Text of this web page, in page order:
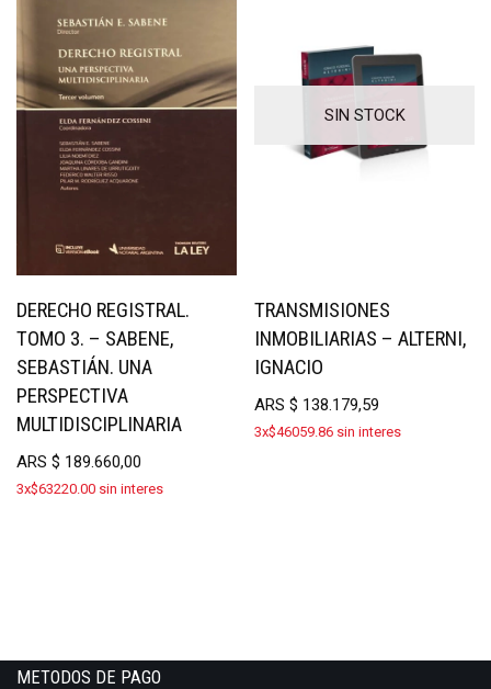
DERECHO REGISTRAL.
TOMO 3. – SABENE,
SEBASTIÁN. UNA
PERSPECTIVA
MULTIDISCIPLINARIA
ARS $ 189.660,00
3x$63220.00 sin interes
SIN STOCK
TRANSMISIONES
INMOBILIARIAS – ALTERNI,
IGNACIO
ARS$ 138.179,59
3x$46059.86 sin interes
METODOS DE PAGO